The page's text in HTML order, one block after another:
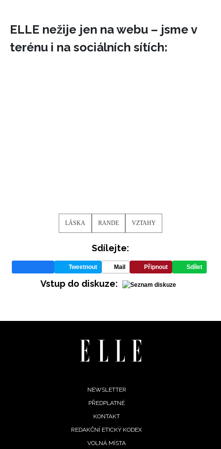
ELLE nežije jen na webu – jsme v
terénu i na sociálních sítích:
LÁSKA RANDE VZTAHY
Sdílejte:
Tweetnout Mail Připnout Sdílet
Vstup do diskuze:
NEWSLETTER
PŘEDPLATNÉ
KONTAKT
REDAKČNÍ ETICKÝ KODEX
VOLNÁ MÍSTA